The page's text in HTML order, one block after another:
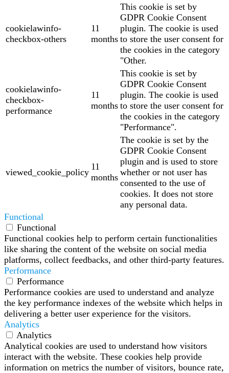
cookielawinfo-
checkbox-others
11
months
This cookie is set by
GDPR Cookie Consent
plugin. The cookie is used
to store the user consent for
the cookies in the category
"Other.
cookielawinfo-
checkbox-
performance
11
months
This cookie is set by
GDPR Cookie Consent
plugin. The cookie is used
to store the user consent for
the cookies in the category
"Performance".
viewed_cookie_policy
11
months
The cookie is set by the
GDPR Cookie Consent
plugin and is used to store
whether or not user has
consented to the use of
cookies. It does not store
any personal data.
Functional
Functional
Functional cookies help to perform certain functionalities
like sharing the content of the website on social media
platforms, collect feedbacks, and other third-party features.
Performance
Performance
Performance cookies are used to understand and analyze
the key performance indexes of the website which helps in
delivering a better user experience for the visitors.
Analytics
Analytics
Analytical cookies are used to understand how visitors
interact with the website. These cookies help provide
information on metrics the number of visitors, bounce rate,